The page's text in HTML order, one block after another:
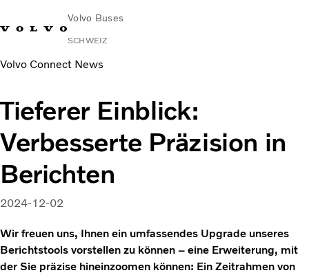
Volvo Buses
SCHWEIZ
Volvo Connect News
Tieferer Einblick:
Verbesserte Präzision in
Berichten
2024-12-02
Wir freuen uns, Ihnen ein umfassendes Upgrade unseres
Berichtstools vorstellen zu können – eine Erweiterung, mit
der Sie präzise hineinzoomen können: Ein Zeitrahmen von